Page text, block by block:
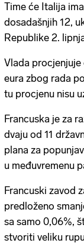
Time će Italija
dosadašnjih 12,
Republike 2.
Vlada
eura zbog rada
tu procjenu nisu
Francuska je za
dvaju od 11
plana za
u međuvremenu
Francuski zavod
predloženo
sa samo 0,06%,
stvoriti veliku